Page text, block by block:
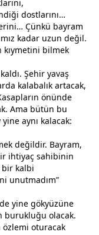
dostlarını…
Çünkü bayram
kadar uzun değil.
kıymetini bilmek
Şehir yavaş
kalabalık artacak,
önünde
Ama bütün bu
aynı kalacak:
değildir. Bayram,
ihtiyaç sahibinin
bir kalbi
unutmadım”
yine gökyüzüne
burukluğu olacak.
özlemi oturacak